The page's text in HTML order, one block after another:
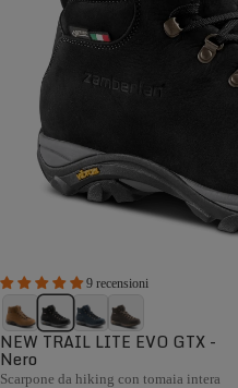
9 recensioni
NEW TRAIL LITE EVO GTX -
Nero
Scarpone da hiking con tomaia intera